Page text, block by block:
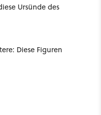
Ursünde des
Diese Figuren